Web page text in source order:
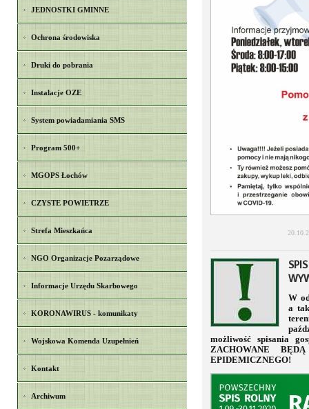
JEDNOSTKI GMINNE
Ochrona środowiska
Druki do pobrania
Instalacje OZE
System powiadamiania SMS
Program 500+
MGOPS Łochów
CZYSTE POWIETRZE
Strefa Mieszkańca
NGO Organizacje Pozarządowe
Informacje Urzędu Skarbowego
KORONAWIRUS - komunikaty
Wojskowa Komenda Uzupełnień
Kontakt
Archiwum
W
a
możliwość spisania
ZACHOWANE
EPIDEMICZNEGO!